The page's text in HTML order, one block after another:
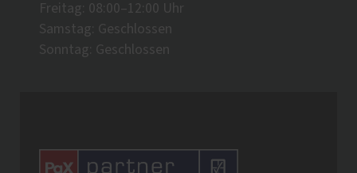
Freitag: 08:00–12:00 Uhr
Samstag: Geschlossen
Sonntag: Geschlossen